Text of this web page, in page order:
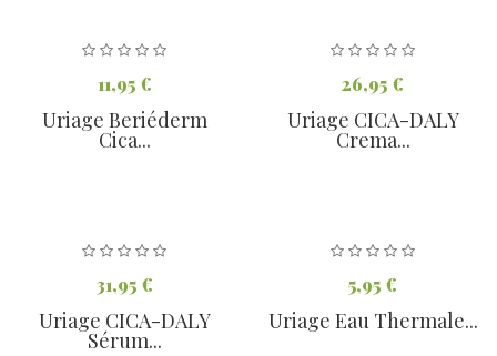
11,95 €
Uriage Beriéderm
Cica...
26,95 €
Uriage CICA-DALY
Crema...
31,95 €
Uriage CICA-DALY
Sérum...
5,95 €
Uriage Eau Thermale...